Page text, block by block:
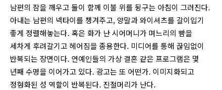
남편의 잠을 깨우고 둘이 함께 이불 위를 뒹구는 아침이 그려진다.
아내는 남편의 넥타이를 챙겨주고, 양말과 와이셔츠를 갈이입기
좋게 정렬해놓는다. 혹은 화가 난 시어머니가 며느리의 뺨을
세차게 후려갈기고 헤어짐을 종용한다. 미디어를 통해 끊임없이
반복되는 장면이다. 연예인들의 가상 결혼 같은 프로그램은 몇
년째 수명을 이어가고 있다. 광고는 또 어떤가. 이미지화되고
정형화된 성 역할이 반복된다. 진절머리가 난다.